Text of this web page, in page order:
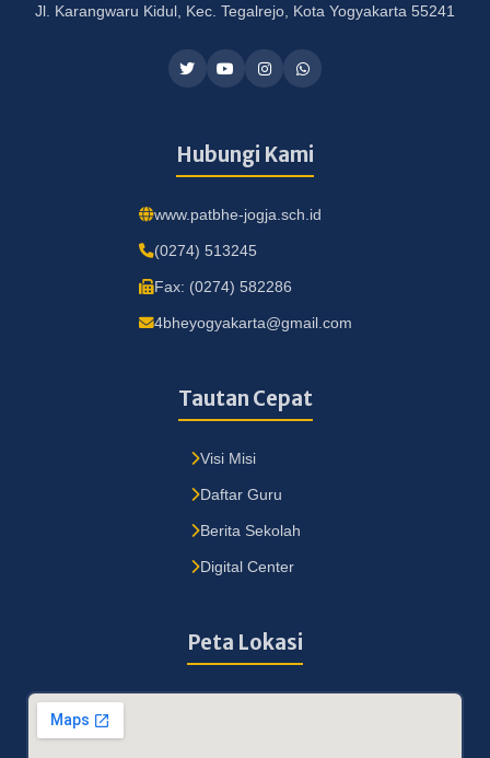
Jl. Karangwaru Kidul, Kec. Tegalrejo, Kota Yogyakarta 55241
Hubungi Kami
www.patbhe-jogja.sch.id
(0274) 513245
Fax: (0274) 582286
4bheyogyakarta@gmail.com
Tautan Cepat
Visi Misi
Daftar Guru
Berita Sekolah
Digital Center
Peta Lokasi